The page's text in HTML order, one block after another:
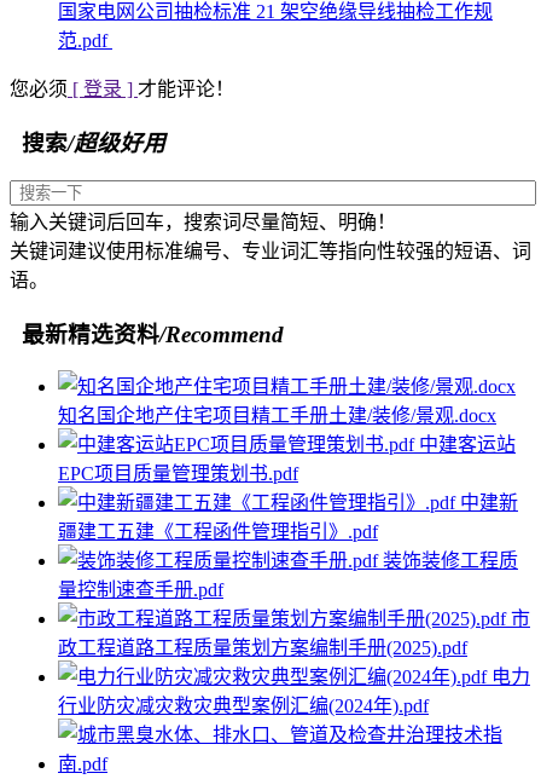
国家电网公司抽检标准 21 架空绝缘导线抽检工作规
范.pdf
您必须 [ 登录 ] 才能评论！
搜索/超级好用
输入关键词后回车，搜索词尽量简短、明确！
关键词建议使用标准编号、专业词汇等指向性较强的短语、词
语。
最新精选资料/Recommend
知名国企地产住宅项目精工手册土建/装修/景观.docx
中建客运站
EPC项目质量管理策划书.pdf
中建新
疆建工五建《工程函件管理指引》.pdf
装饰装修工程质
量控制速查手册.pdf
市
政工程道路工程质量策划方案编制手册(2025).pdf
电力
行业防灾减灾救灾典型案例汇编(2024年).pdf